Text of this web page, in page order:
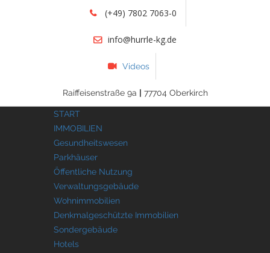
(+49) 7802 7063-0
info@hurrle-kg.de
Videos
Raiffeisenstraße 9a | 77704 Oberkirch
START
IMMOBILIEN
Gesundheitswesen
Parkhäuser
Öffentliche Nutzung
Verwaltungsgebäude
Wohnimmobilien
Denkmalgeschützte Immobilien
Sondergebäude
Hotels